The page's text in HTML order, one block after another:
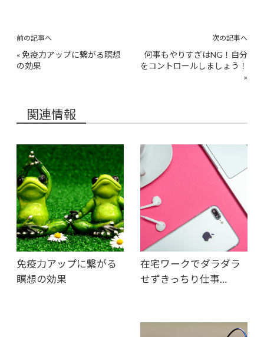
前の記事へ
«免疫力アップに繋がる瞑想
の効果
次の記事へ
何事もやりすぎはNG！自分
をコントロールしましょう！
»
関連情報
免疫力アップに繋がる
瞑想の効果
在宅ワークでダラダラ
せずきっちり仕事…